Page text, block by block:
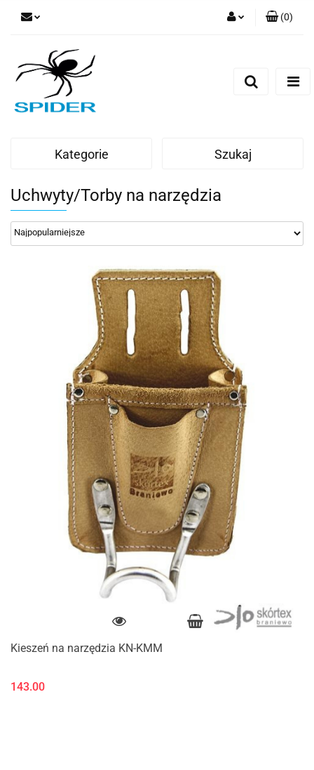
(0)
Kategorie Szukaj
Uchwyty/Torby na narzędzia
Kieszeń na narzędzia KN-KMM
143.00